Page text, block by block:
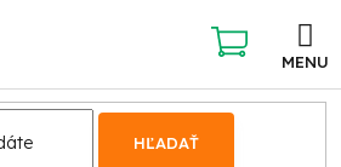
HĽADAŤ
NÁKUPNÝ
KOŠÍK